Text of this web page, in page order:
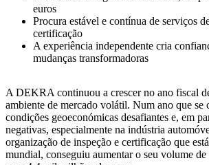
euros
Procura estável e contínua de serviços
certificação
A experiência independente cria
mudanças transformadoras
A DEKRA continuou a crescer no ano fiscal
ambiente de mercado volátil. Num ano que se
condições geoeconómicas desafiantes e, em
negativas, especialmente na indústria
organização de inspeção e certificação que
mundial, conseguiu aumentar o seu volume